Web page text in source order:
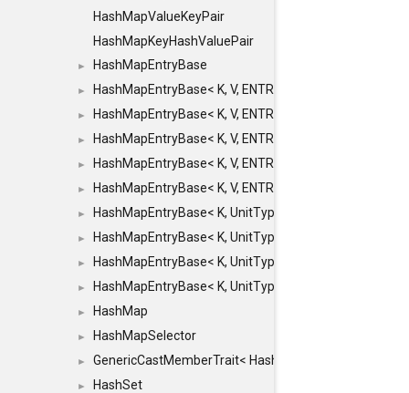
HashMapValueKeyPair
HashMapKeyHashValuePair
► HashMapEntryBase
► HashMapEntryBase< K, V, ENTRY_HANDLER,
► HashMapEntryBase< K, V, ENTRY_HANDLER,
► HashMapEntryBase< K, V, ENTRY_HANDLER,
► HashMapEntryBase< K, V, ENTRY_HANDLER,
► HashMapEntryBase< K, V, ENTRY_HANDLER,
► HashMapEntryBase< K, UnitType, ENTRY_HANDLER,
► HashMapEntryBase< K, UnitType, ENTRY_HANDLER,
► HashMapEntryBase< K, UnitType, ENTRY_HANDLER,
► HashMapEntryBase< K, UnitType, ENTRY_HANDLER,
► HashMap
► HashMapSelector
► GenericCastMemberTrait< HashMap< K_TO, V_TO >,
►
HashSet